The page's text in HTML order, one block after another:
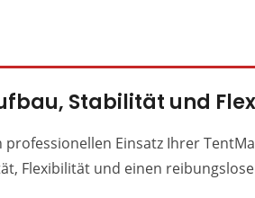
Stabilität und
professionellen Einsatz Ihrer
Flexibilität und einen